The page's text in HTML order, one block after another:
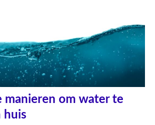
manieren om water te
huis